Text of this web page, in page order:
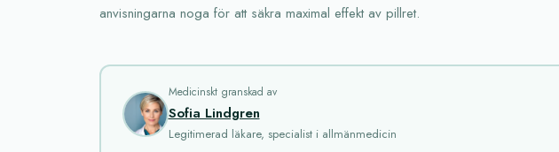
anvisningarna noga för att säkra maximal effekt av pillret.
Medicinskt granskad av
Sofia Lindgren
Legitimerad läkare, specialist i allmänmedicin